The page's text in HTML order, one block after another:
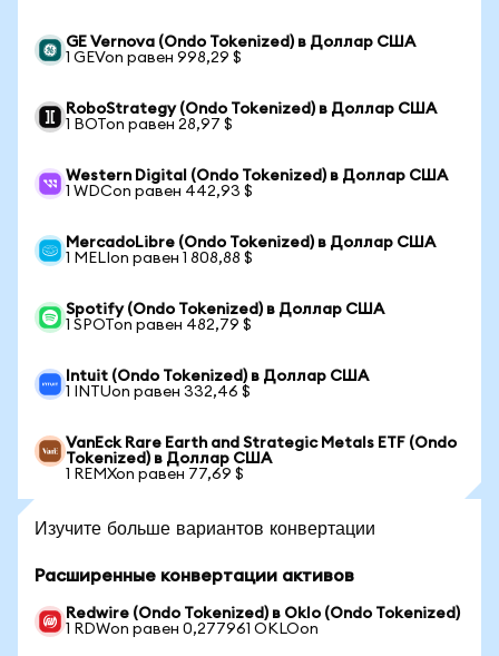
GE Vernova (Ondo Tokenized) в Доллар США
1 GEVon равен 998,29 $
RoboStrategy (Ondo Tokenized) в Доллар США
1 BOTon равен 28,97 $
Western Digital (Ondo Tokenized) в Доллар США
1 WDCon равен 442,93 $
MercadoLibre (Ondo Tokenized) в Доллар США
1 MELIon равен 1 808,88 $
Spotify (Ondo Tokenized) в Доллар США
1 SPOTon равен 482,79 $
Intuit (Ondo Tokenized) в Доллар США
1 INTUon равен 332,46 $
VanEck Rare Earth and Strategic Metals ETF (Ondo
Tokenized) в Доллар США
1 REMXon равен 77,69 $
Изучите больше вариантов конвертации
Расширенные конвертации активов
Redwire (Ondo Tokenized) в Oklo (Ondo Tokenized)
1 RDWon равен 0,277961 OKLOon